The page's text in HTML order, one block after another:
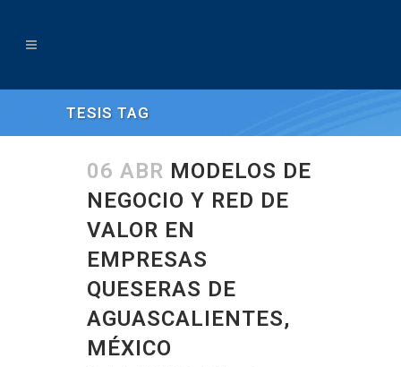
TESIS TAG
06 ABR MODELOS DE
NEGOCIO Y RED DE
VALOR EN
EMPRESAS
QUESERAS DE
AGUASCALIENTES,
MÉXICO